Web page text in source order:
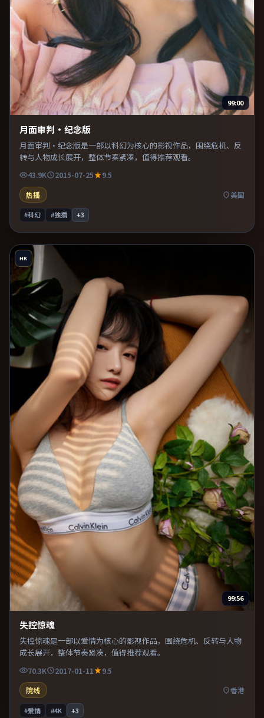
99:00
月面审判·纪念版
月面审判·纪念版是一部以科幻为核心的影视作品，围绕危机、反
转与人物成长展开，整体节奏紧凑，值得推荐观看。
43.9K 2015-07-25
9.5
热播
美国
#科幻 #独播 +3
HK
99:56
失控惊魂
失控惊魂是一部以爱情为核心的影视作品，围绕危机、反转与人物
成长展开，整体节奏紧凑，值得推荐观看。
70.3K 2017-01-11
9.5
院线
香港
#爱情 #4K +3